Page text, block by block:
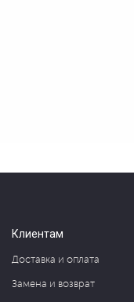
Клиентам
Доставка и оплата
Замена и возврат